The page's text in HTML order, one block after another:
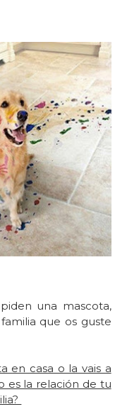
una mascota,
que os guste
en casa o la vais a
es la relación de tu